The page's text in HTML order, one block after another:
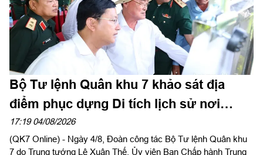
Bộ Tư lệnh Quân khu 7 khảo sát địa
điểm phục dựng Di tích lịch sử nơi
thành lập Quân khu
17:19 04/08/2026
(QK7 Online) - Ngày 4/8, Đoàn công tác Bộ Tư lệnh Quân khu
7 do Trung tướng Lê Xuân Thế, Ủy viên Ban Chấp hành Trung